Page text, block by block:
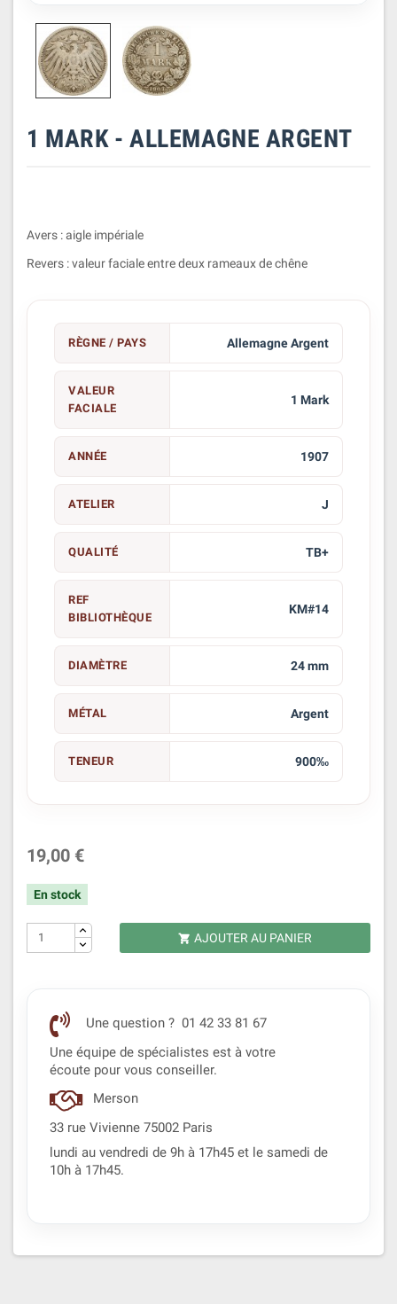
1 MARK - ALLEMAGNE ARGENT
Avers : aigle impériale
Revers : valeur faciale entre deux rameaux de chêne
RÈGNE / PAYS Allemagne Argent
VALEUR
FACIALE
1 Mark
ANNÉE 1907
ATELIER J
QUALITÉ TB+
REF
BIBLIOTHÈQUE
KM#14
DIAMÈTRE 24 mm
MÉTAL Argent
TENEUR 900‰
19,00 €
En stock
 AJOUTER AU PANIER
Une question ? 01 42 33 81 67
Une équipe de spécialistes est à votre
écoute pour vous conseiller.
Merson
33 rue Vivienne 75002 Paris
lundi au vendredi de 9h à 17h45 et le samedi de
10h à 17h45.